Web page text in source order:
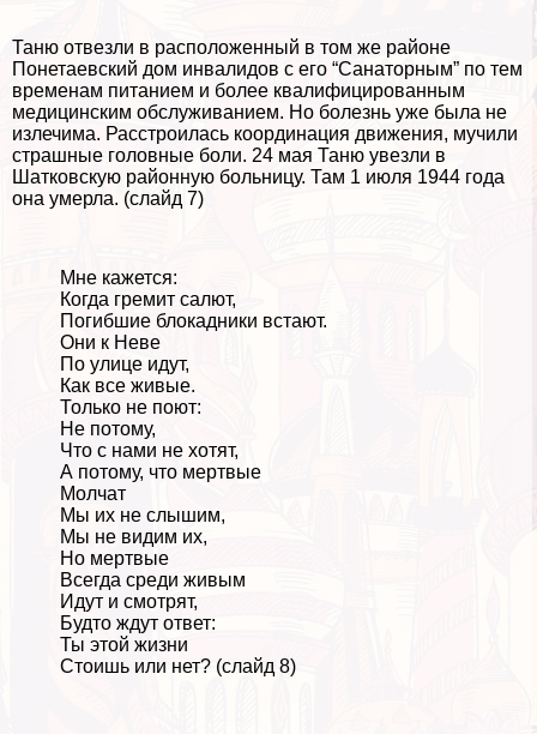
Таню отвезли в расположенный в том же районе
Понетаевский дом инвалидов с его “Санаторным” по тем
временам питанием и более квалифицированным
медицинским обслуживанием. Но болезнь уже была не
излечима. Расстроилась координация движения, мучили
страшные головные боли. 24 мая Таню увезли в
Шатковскую районную больницу. Там 1 июля 1944 года
она умерла. (слайд 7)
Мне кажется:
Когда гремит салют,
Погибшие блокадники встают.
Они к Неве
По улице идут,
Как все живые.
Только не поют:
Не потому,
Что с нами не хотят,
А потому, что мертвые
Молчат
Мы их не слышим,
Мы не видим их,
Но мертвые
Всегда среди живым
Идут и смотрят,
Будто ждут ответ:
Ты этой жизни
Стоишь или нет? (слайд 8)